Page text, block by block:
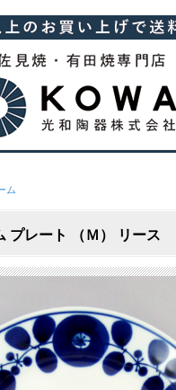
ム
プレート （Ｍ） リース